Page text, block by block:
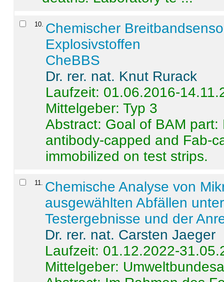
10 Chemischer
Explosivstoffen
CheBBS
Dr. rer. nat. Knut Rurack
Laufzeit: 01.06.2016-
Mittelgeber: Typ 3
Abstract: Goal of BAM
antibody-capped and Fab-
immobilized on test strips.
11
Chemische Analyse von
ausgewählten Abfällen
Testergebnisse und der
Dr. rer. nat. Carsten Jaeger
Laufzeit: 01.12.2022-
Mittelgeber: